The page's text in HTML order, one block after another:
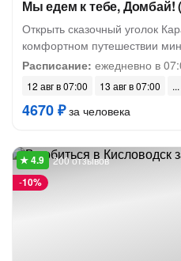
Мы едем к тебе, Домбай!
Открыть сказочный уголок
комфортном путешествии
Расписание: ежедневно в
12 авг в 07:00 13 авг в 07:00
4670 ₽за человека
-10%
200 отзывов